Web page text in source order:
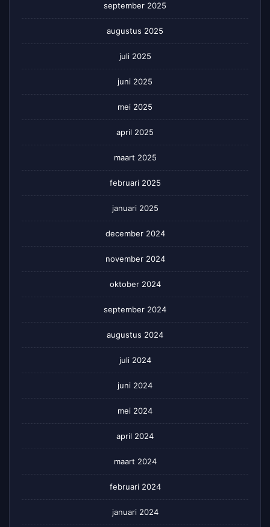
september 2025
augustus 2025
juli 2025
juni 2025
mei 2025
april 2025
maart 2025
februari 2025
januari 2025
december 2024
november 2024
oktober 2024
september 2024
augustus 2024
juli 2024
juni 2024
mei 2024
april 2024
maart 2024
februari 2024
januari 2024